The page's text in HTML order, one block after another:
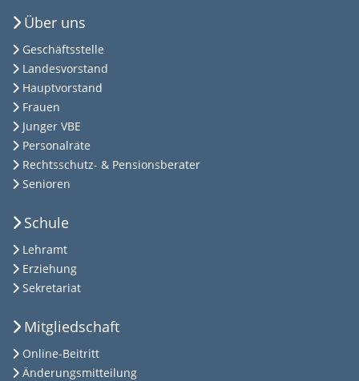
Über uns
Geschäftsstelle
Landesvorstand
Hauptvorstand
Frauen
Junger VBE
Personalräte
Rechtsschutz- & Pensionsberater
Senioren
Schule
Lehramt
Erziehung
Sekretariat
Mitgliedschaft
Online-Beitritt
Änderungsmitteilung